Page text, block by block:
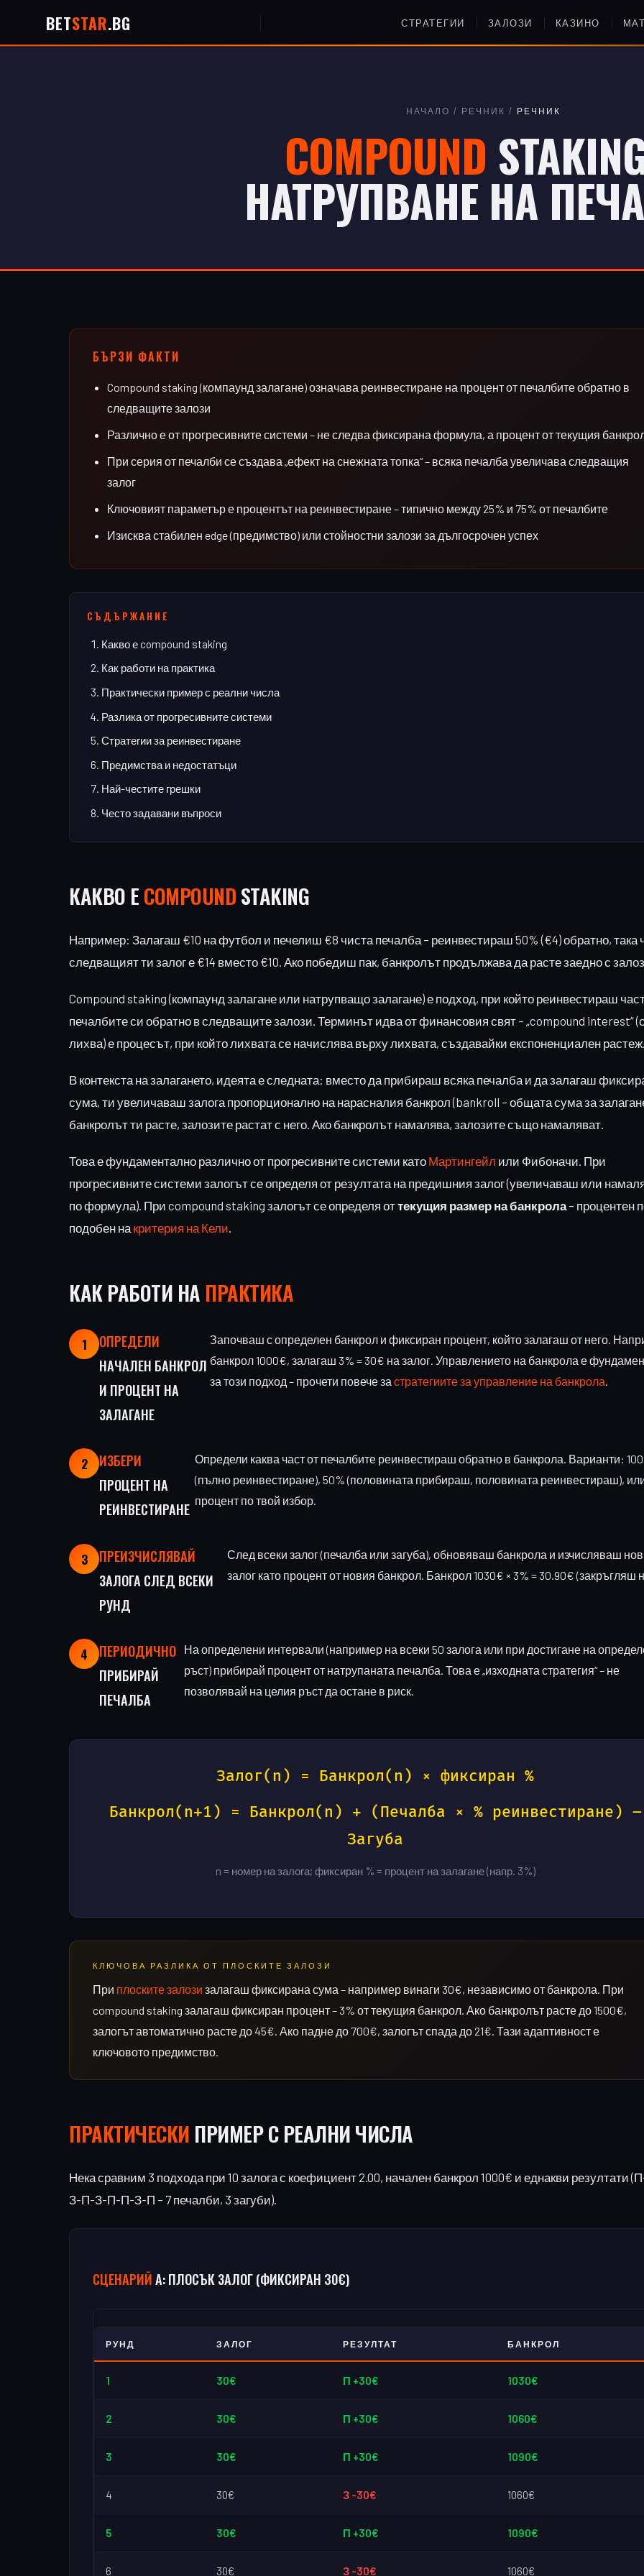
BETSTAR.BG СТРАТЕГИИ ЗАЛОЗИ КАЗИНО
НАЧАЛО / РЕЧНИК / РЕЧНИК
COMPOUND
НАТРУПВАНЕ НА
БЪРЗИ ФАКТИ
Compound staking (компаунд залагане) означава реинвестиране на процент от печалбите обратно в
следващите залози
Различно е от прогресивните системи – не следва фиксирана формула, а процент от текущия
При серия от печалби се създава „ефект на снежната топка“ – всяка печалба увеличава следващия
залог
Ключовият параметър е процентът на реинвестиране – типично между 25% и 75% от печалбите
Изисква стабилен edge (предимство) или стойностни залози за дългосрочен успех
СЪДЪРЖАНИЕ
Какво е compound staking
Как работи на практика
Практически пример с реални числа
Разлика от прогресивните системи
Стратегии за реинвестиране
Предимства и недостатъци
Най-честите грешки
Често задавани въпроси
КАКВО ЕCOMPOUNDSTAKING
Например: Залагаш €10 на футбол и печелиш €8 чиста печалба – реинвестираш 50% (€4) обратно, така
следващият ти залог е €14 вместо €10. Ако победиш пак, банкролът продължава да расте заедно с
Compound staking (компаунд залагане или натрупващо залагане) е подход, при който реинвестираш
печалбите си обратно в следващите залози. Терминът идва от финансовия свят – „compound interest“
лихва) е процесът, при който лихвата се начислява върху лихвата, създавайки експоненциален
В контекста на залагането, идеята е следната: вместо да прибираш всяка печалба и да залагаш
сума, ти увеличаваш залога пропорционално на нарасналия банкрол (bankroll – общата сума за
банкролът ти расте, залозите растат с него. Ако банкролът намалява, залозите също намаляват.
Това е фундаментално различно от прогресивните системи като Мартингейл или Фибоначи. При
прогресивните системи залогът се определя от резултата на предишния залог (увеличаваш или
по формула). При compound staking залогът се определя оттекущия размер на банкрола – процентен
подобен на критерия на Кели
КАК РАБОТИ НА ПРАКТИКА
1
ОПРЕДЕЛИ
НАЧАЛЕН БАНКРОЛ
И ПРОЦЕНТ НА
ЗАЛАГАНЕ
Започваш с определен банкрол и фиксиран процент, който залагаш от него.
банкрол 1000€, залагаш 3% = 30€ на залог. Управлението на банкрола е
за този подход – прочети повече за стратегиите за управление на банкрола
2
ИЗБЕРИ
ПРОЦЕНТ НА
РЕИНВЕСТИРАНЕ
Определи каква част от печалбите реинвестираш обратно в банкрола. Варианти:
(пълно реинвестиране), 50% (половината прибираш, половината реинвестираш),
процент по твой избор.
3
ПРЕИЗЧИСЛЯВАЙ
ЗАЛОГА СЛЕД ВСЕКИ
РУНД
След всеки залог (печалба или загуба), обновяваш банкрола и изчисляваш
залог като процент от новия банкрол. Банкрол 1030€ × 3% = 30.90€ (закръгляш
4
ПЕРИОДИЧНО
ПРИБИРАЙ
ПЕЧАЛБА
На определени интервали (например на всеки 50 залога или при достигане на
ръст) прибирай процент от натрупаната печалба. Това е „изходната стратегия“ – не
позволявай на целия ръст да остане в риск.
Залог(n) = Банкрол(n) × фиксиран %
Банкрол(n+1) = Банкрол(n) + (Печалба × % реинвестиране) –
Загуба
n = номер на залога; фиксиран % = процент на залагане (напр. 3%)
КЛЮЧОВА РАЗЛИКА ОТ ПЛОСКИТЕ ЗАЛОЗИ
При плоските залози залагаш фиксирана сума – например винаги 30€, независимо от банкрола. При
compound staking залагаш фиксиран процент – 3% от текущия банкрол. Ако банкролът расте до 1500€,
залогът автоматично расте до 45€. Ако падне до 700€, залогът спада до 21€. Тази адаптивност е
ключовото предимство.
ПРАКТИЧЕСКИ ПРИМЕР С РЕАЛНИ ЧИСЛА
Нека сравним 3 подхода при 10 залога с коефициент 2.00, начален банкрол 1000€ и еднакви резултати
З-П-З-П-П-З-П – 7 печалби, 3 загуби).
СЦЕНАРИЙА: ПЛОСЪК ЗАЛОГ (ФИКСИРАН 30€)
РУНД ЗАЛОГ РЕЗУЛТАТ БАНКРОЛ
1 30€ П +30€ 1030€
2 30€ П +30€ 1060€
3 30€ П +30€ 1090€
4 30€ З -30€ 1060€
5 30€ П +30€ 1090€
6 30€ З -30€ 1060€